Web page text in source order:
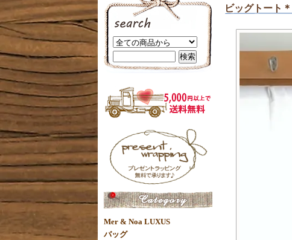
ビッグトート
Mer & Noa LUXUS
バッグ